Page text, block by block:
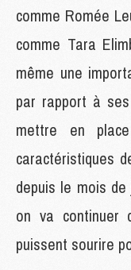
comme Romée
comme Tara
même une
par rapport à
mettre en
caractéristiques
depuis le mois
on va continuer
puissent sourire